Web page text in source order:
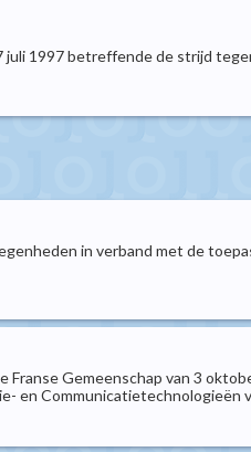
1997 betreffende de strijd
in verband met de
Franse Gemeenschap van 3
Communicatietechnologieën